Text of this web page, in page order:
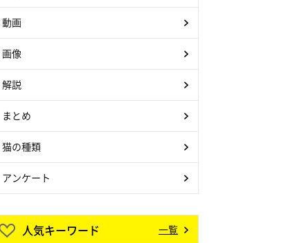
動画
画像
解説
まとめ
猫の種類
アンケート
人気キーワード 一覧